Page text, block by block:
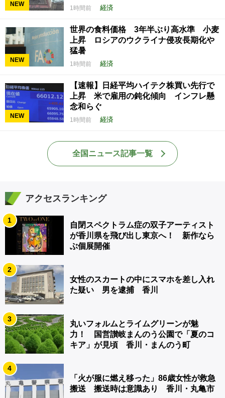
NEW
1時間前 経済
NEW
世界の食料価格 3年半ぶり高水準 小麦
上昇 ロシアのウクライナ侵攻長期化や
猛暑
1時間前 経済
NEW
【速報】日経平均ハイテク株買い先行で
上昇 米で雇用の鈍化傾向 インフレ懸
念和らぐ
1時間前 経済
全国ニュース記事一覧
アクセスランキング
1
自閉スペクトラム症の双子アーティスト
が香川県を飛び出し東京へ！ 新作なら
ぶ個展開催
2
女性のスカートの中にスマホを差し入れ
た疑い 男を逮捕 香川
3
丸いフォルムとライムグリーンが魅
力！ 国営讃岐まんのう公園で「夏のコ
キア」が見頃 香川・まんのう町
4
「火が服に燃え移った」86歳女性が救急
搬送 搬送時は意識あり 香川・丸亀市